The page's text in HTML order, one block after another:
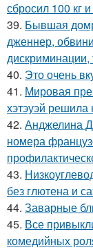
сбросил 100 кг
39. Бывшая
дженнер,
дискриминации,
40. Это очень
41. Мировая
хэтэуэй решила
42. Анджелина
номера
43.
без глютена и
44. Заварные
45. Все
комедийных